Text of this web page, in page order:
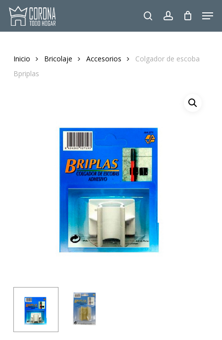
Skip
main
searchaccount
Inicio Bricolaje Accesorios
Colgador de escoba
Bpriplas